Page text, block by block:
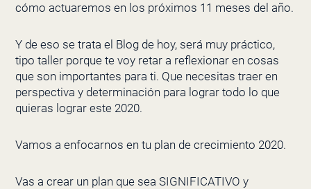
cómo actuaremos en los próximos 11 meses del año.
Y de eso se trata el Blog de hoy, será muy práctico,
tipo taller porque te voy retar a reflexionar en cosas
que son importantes para ti. Que necesitas traer en
perspectiva y determinación para lograr todo lo que
quieras lograr este 2020.
Vamos a enfocarnos en tu plan de crecimiento 2020.
Vas a crear un plan que sea SIGNIFICATIVO y